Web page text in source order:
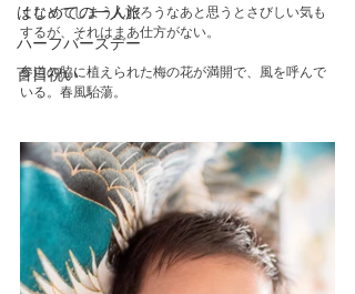
はじめての一人旅
ハーフバースデー
百日祝い
くなってしまうんだろうなあと思うとさびしい気も
するが、それはまあ仕方がない。
参道の脇に植えられた梅の花が満開で、風を呼んで
いる。春風駘蕩。